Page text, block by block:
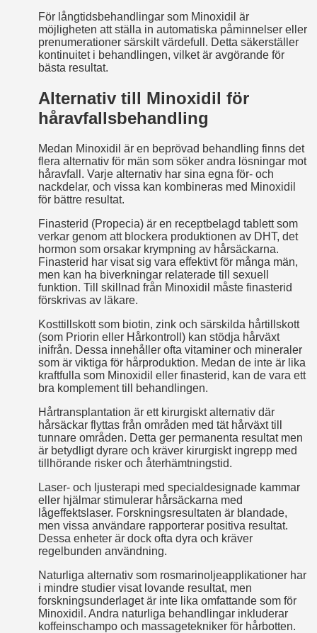
För långtidsbehandlingar som Minoxidil är
möjligheten att ställa in automatiska påminnelser eller
prenumerationer särskilt värdefull. Detta säkerställer
kontinuitet i behandlingen, vilket är avgörande för
bästa resultat.
Alternativ till Minoxidil för
håravfallsbehandling
Medan Minoxidil är en beprövad behandling finns det
flera alternativ för män som söker andra lösningar mot
håravfall. Varje alternativ har sina egna för- och
nackdelar, och vissa kan kombineras med Minoxidil
för bättre resultat.
Finasterid (Propecia) är en receptbelagd tablett som
verkar genom att blockera produktionen av DHT, det
hormon som orsakar krympning av hårsäckarna.
Finasterid har visat sig vara effektivt för många män,
men kan ha biverkningar relaterade till sexuell
funktion. Till skillnad från Minoxidil måste finasterid
förskrivas av läkare.
Kosttillskott som biotin, zink och särskilda hårtillskott
(som Priorin eller Hårkontroll) kan stödja hårväxt
inifrån. Dessa innehåller ofta vitaminer och mineraler
som är viktiga för hårproduktion. Medan de inte är lika
kraftfulla som Minoxidil eller finasterid, kan de vara ett
bra komplement till behandlingen.
Hårtransplantation är ett kirurgiskt alternativ där
hårsäckar flyttas från områden med tät hårväxt till
tunnare områden. Detta ger permanenta resultat men
är betydligt dyrare och kräver kirurgiskt ingrepp med
tillhörande risker och återhämtningstid.
Laser- och ljusterapi med specialdesignade kammar
eller hjälmar stimulerar hårsäckarna med
lågeffektslaser. Forskningsresultaten är blandade,
men vissa användare rapporterar positiva resultat.
Dessa enheter är dock ofta dyra och kräver
regelbunden användning.
Naturliga alternativ som rosmarinoljeapplikationer har
i mindre studier visat lovande resultat, men
forskningsunderlaget är inte lika omfattande som för
Minoxidil. Andra naturliga behandlingar inkluderar
koffeinschampo och massagetekniker för hårbotten.